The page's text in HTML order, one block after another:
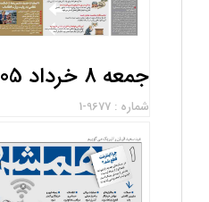
جمعه 8 خرداد 1405
شماره : 9677-1